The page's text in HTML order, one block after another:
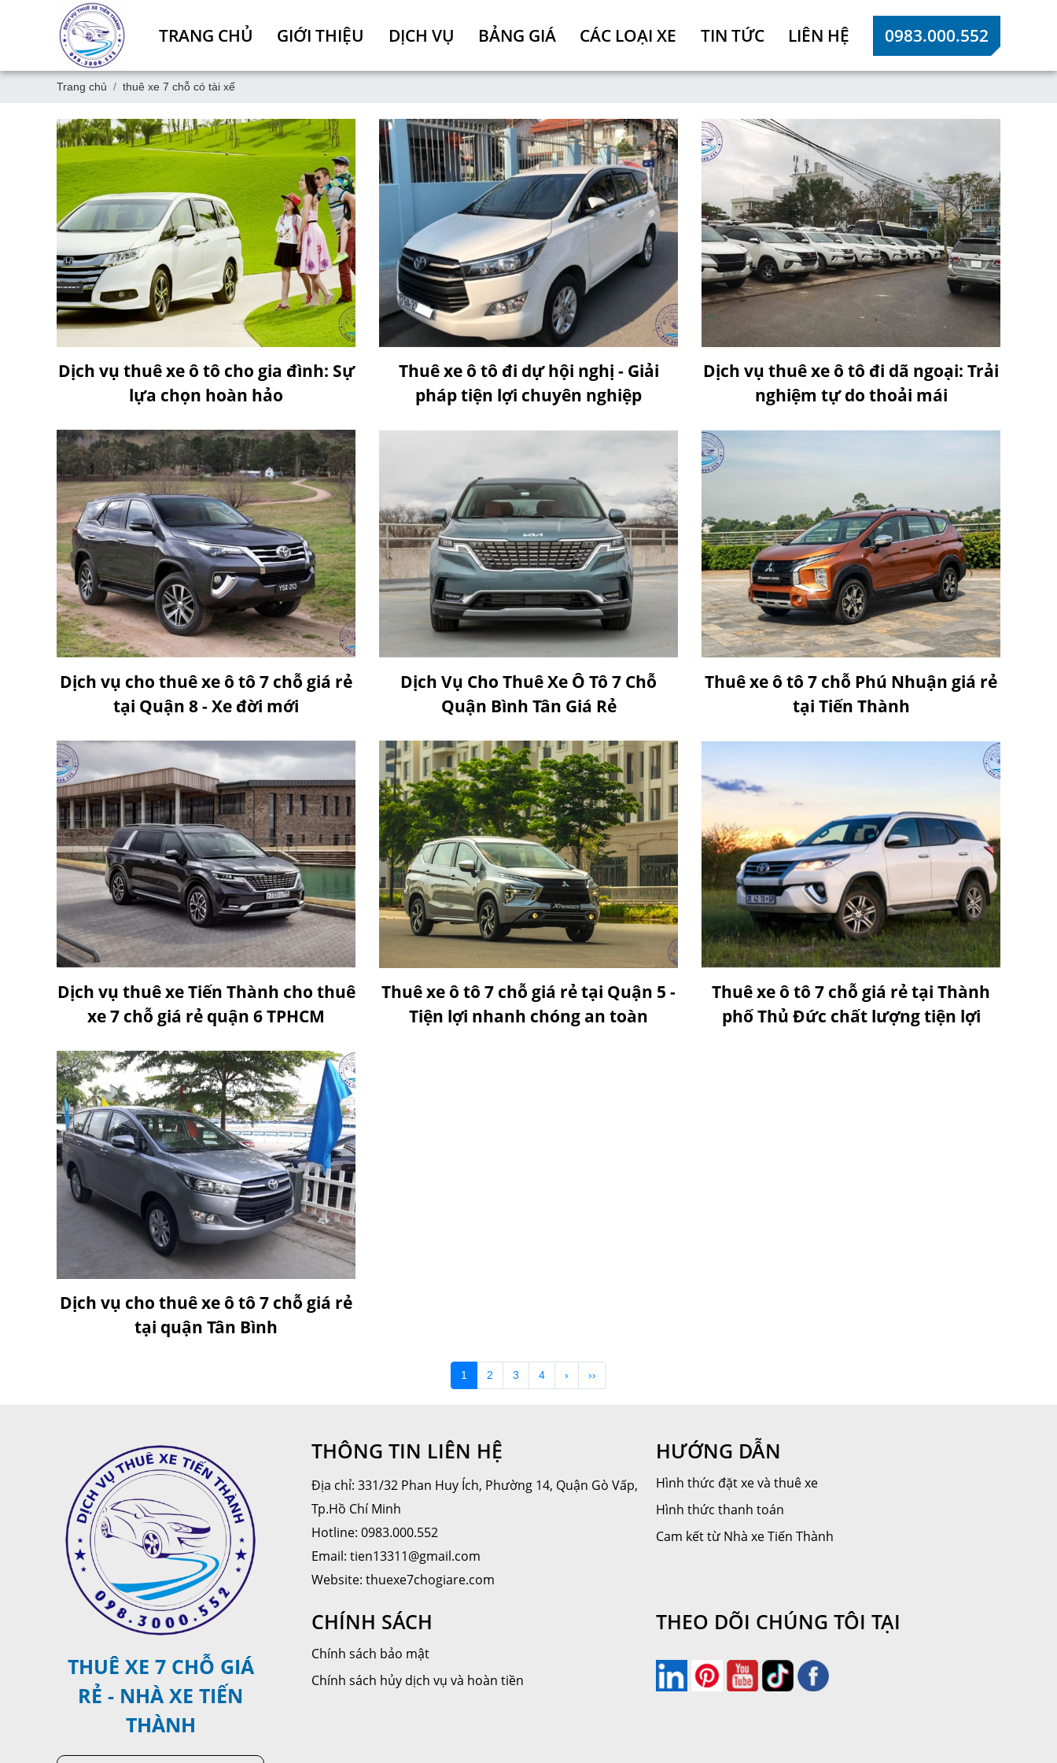
TRANG CHỦ GIỚI THIỆU DỊCH VỤ BẢNG GIÁ CÁC LOẠI XE TIN TỨC LIÊN HỆ 0983.000.552
Trang chủ thuê xe 7 chỗ có tài xế
Dịch vụ thuê xe ô tô cho gia đình: Sự
lựa chọn hoàn hảo
Thuê xe ô tô đi dự hội nghị - Giải
pháp tiện lợi chuyên nghiệp
Dịch vụ thuê xe ô tô đi dã ngoại: Trải
nghiệm tự do thoải mái
Dịch vụ cho thuê xe ô tô 7 chỗ giá rẻ
tại Quận 8 - Xe đời mới
Dịch Vụ Cho Thuê Xe Ô Tô 7 Chỗ
Quận Bình Tân Giá Rẻ
Thuê xe ô tô 7 chỗ Phú Nhuận giá rẻ
tại Tiến Thành
Dịch vụ thuê xe Tiến Thành cho thuê
xe 7 chỗ giá rẻ quận 6 TPHCM
Thuê xe ô tô 7 chỗ giá rẻ tại Quận 5 -
Tiện lợi nhanh chóng an toàn
Thuê xe ô tô 7 chỗ giá rẻ tại Thành
phố Thủ Đức chất lượng tiện lợi
Dịch vụ cho thuê xe ô tô 7 chỗ giá rẻ
tại quận Tân Bình
1 2 3 4 › ››
THUÊ XE 7 CHỖ GIÁ
RẺ - NHÀ XE TIẾN
THÀNH
THÔNG TIN LIÊN HỆ
Địa chỉ: 331/32 Phan Huy Ích, Phường 14, Quận Gò Vấp,
Tp.Hồ Chí Minh
Hotline: 0983.000.552
Email: tien13311@gmail.com
Website: thuexe7chogiare.com
HƯỚNG DẪN
Hình thức đặt xe và thuê xe
Hình thức thanh toán
Cam kết từ Nhà xe Tiến Thành
CHÍNH SÁCH
Chính sách bảo mật
Chính sách hủy dịch vụ và hoàn tiền
THEO DÕI CHÚNG TÔI TẠI